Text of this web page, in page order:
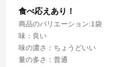
食べ応えあり！
商品のバリエーション:1袋
味 ： 良い
味の濃さ ： ちょうどいい
量の多さ ： 普通